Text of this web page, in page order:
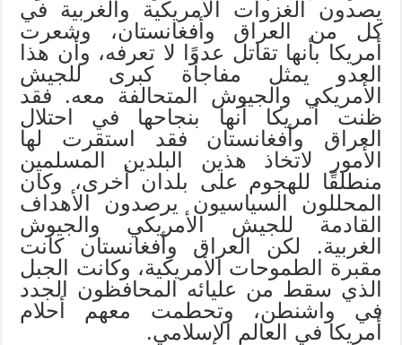
يصدون الغزوات الأمريكية والغربية في
كل من العراق وأفغانستان، وشعرت
أمريكا بأنها تقاتل عدوًا لا تعرفه، وأن هذا
العدو يمثل مفاجأة كبرى للجيش
الأمريكي والجيوش المتحالفة معه. فقد
ظنت أمريكا أنها بنجاحها في احتلال
العراق وأفغانستان فقد استقرت لها
الأمور لاتخاذ هذين البلدين المسلمين
منطلقًا للهجوم على بلدان أخرى، وكان
المحللون السياسيون يرصدون الأهداف
القادمة للجيش الأمريكي والجيوش
الغربية. لكن العراق وأفغانستان كانت
مقبرة الطموحات الأمريكية، وكانت الجبل
الذي سقط من عليائه المحافظون الجدد
في واشنطن، وتحطمت معهم أحلام
أمريكا في العالم الإسلامي.